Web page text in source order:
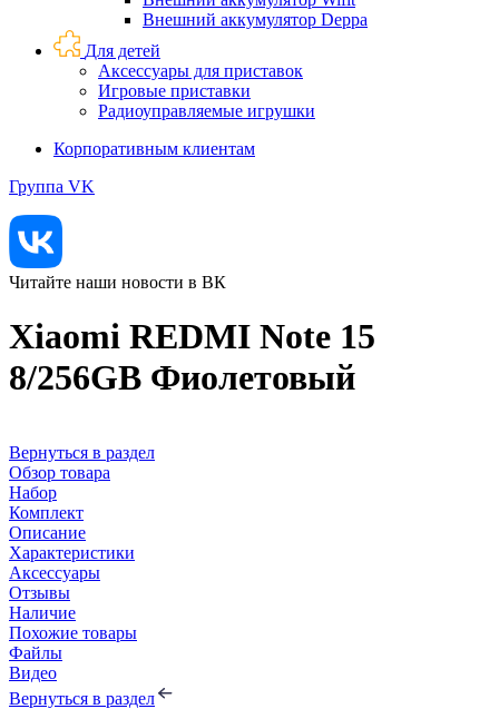
Внешний аккумулятор Deppa
Для детей
Аксессуары для приставок
Игровые приставки
Радиоуправляемые игрушки
Корпоративным клиентам
Группа VK
Читайте наши новости в ВК
Xiaomi REDMI Note 15
8/256GB Фиолетовый
Вернуться в раздел
Обзор товара
Набор
Комплект
Описание
Характеристики
Аксессуары
Отзывы
Наличие
Похожие товары
Файлы
Видео
Вернуться в раздел